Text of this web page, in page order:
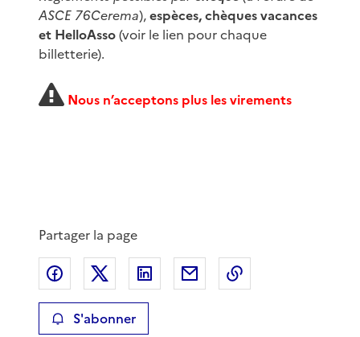
ASCE 76Cerema),espèces, chèques vacances
et HelloAsso(voir le lien pour chaque
billetterie).
Nous n’acceptons plus les virements
Partager la page
Partager sur Facebook
Partager sur XPartager sur LinkedIn
Partager par email
S'abonner